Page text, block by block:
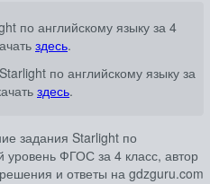
по английскому языку за 4
здесь.
по английскому языку за
здесь.
задания Starlight по
уровень ФГОС за 4 класс, автор
и ответы на gdzguru.com